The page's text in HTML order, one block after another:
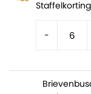
-